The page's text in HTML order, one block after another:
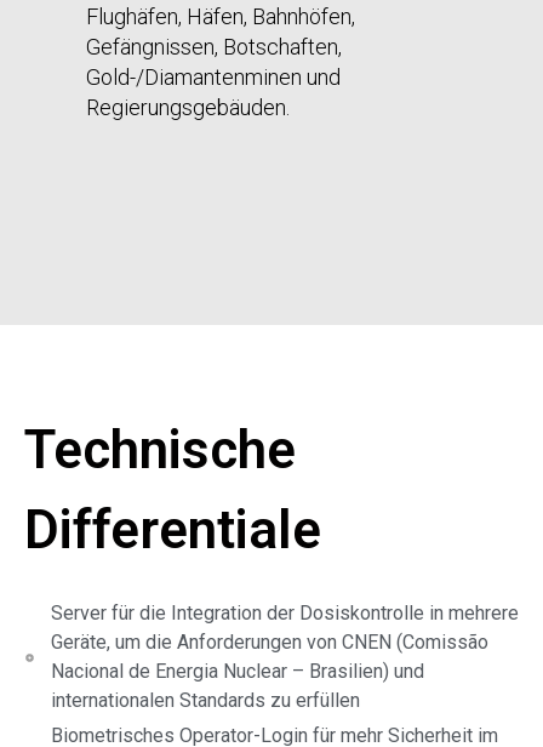
Flughäfen, Häfen, Bahnhöfen,
Gefängnissen, Botschaften,
Gold-/Diamantenminen und
Regierungsgebäuden.
Technische
Differentiale
Server für die Integration der Dosiskontrolle in mehrere
Geräte, um die Anforderungen von CNEN (Comissão
Nacional de Energia Nuclear – Brasilien) und
internationalen Standards zu erfüllen
Biometrisches Operator-Login für mehr Sicherheit im